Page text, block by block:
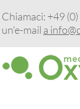
Chiamaci: +49
un'e-mail a